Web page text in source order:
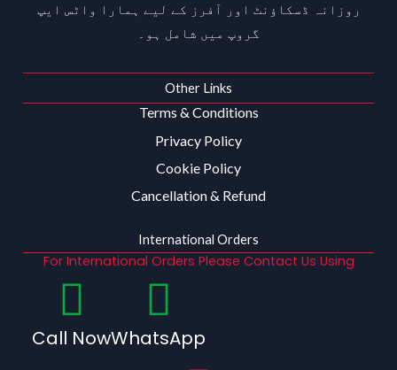
روزانہ ڈسکاؤنٹ اور آفرز کے لیے ہمارا واٹس ایپ
گروپ میں شامل ہو۔
Other Links
Terms & Conditions
Privacy Policy
Cookie Policy
Cancellation & Refund
International Orders
For International Orders Please Contact Us Using
Call NowWhatsApp